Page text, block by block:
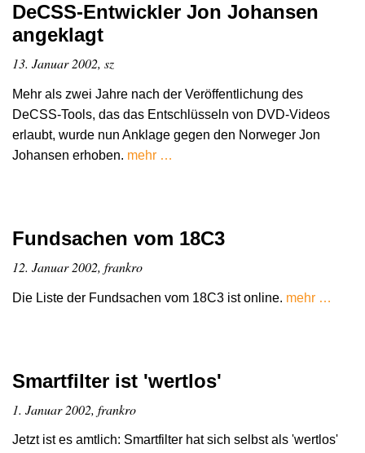
DeCSS-Entwickler Jon Johansen
angeklagt
13. Januar 2002, sz
Mehr als zwei Jahre nach der Veröffentlichung des
DeCSS-Tools, das das Entschlüsseln von DVD-Videos
erlaubt, wurde nun Anklage gegen den Norweger Jon
Johansen erhoben. mehr …
Fundsachen vom 18C3
12. Januar 2002, frankro
Die Liste der Fundsachen vom 18C3 ist online. mehr …
Smartfilter ist 'wertlos'
1. Januar 2002, frankro
Jetzt ist es amtlich: Smartfilter hat sich selbst als 'wertlos'